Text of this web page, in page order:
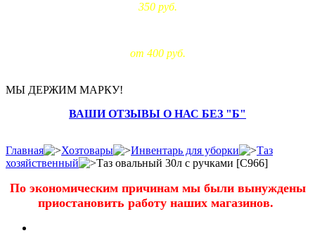
350 руб.
от 400 руб.
МЫ ДЕРЖИМ МАРКУ!
ВАШИ ОТЗЫВЫ О НАС БЕЗ "Б"
Главная Хозтовары Инвентарь для уборки
Таз
хозяйственный
Таз овальный 30л с ручками [C966]
По экономическим причинам мы были вынуждены
приостановить работу наших магазинов.